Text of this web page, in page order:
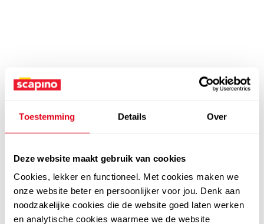
Toestemming Details Over
Deze website maakt gebruik van cookies
Cookies, lekker en functioneel. Met cookies maken we
onze website beter en persoonlijker voor jou. Denk aan
noodzakelijke cookies die de website goed laten werken
en analytische cookies waarmee we de website